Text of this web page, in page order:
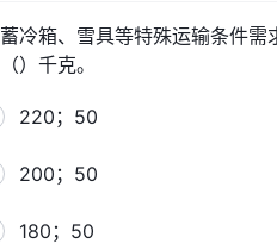
蓄冷箱、雪具等特殊运输条件
（）千克。
220；50
200；50
180；50